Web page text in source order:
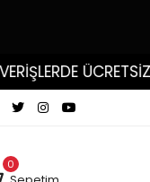
ÜCRETSİZ
0